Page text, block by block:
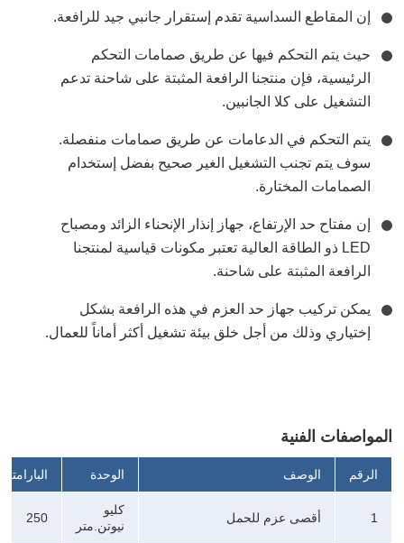
إن المقاطع السداسية تقدم إستقرار جانبي جيد للرافعة.
حيث يتم التحكم فيها عن طريق صمامات التحكم
الرئيسية، فإن منتجنا الرافعة المثبتة على شاحنة تدعم
التشغيل على كلا الجانبين.
يتم التحكم في الدعامات عن طريق صمامات منفصلة.
سوف يتم تجنب التشغيل الغير صحيح بفضل إستخدام
الصمامات المختارة.
إن مفتاح حد الإرتفاع، جهاز إنذار الإنحناء الزائد ومصباح
LED ذو الطاقة العالية تعتبر مكونات قياسية لمنتجنا
الرافعة المثبتة على شاحنة.
يمكن تركيب جهاز حد العزم في هذه الرافعة بشكل
إختياري وذلك من أجل خلق بيئة تشغيل أكثر أماناً للعمال.
المواصفات الفنية
الرقم الوصف الوحدة
1 أقصى عزم للحمل
كليو
نيوتن.متر
250